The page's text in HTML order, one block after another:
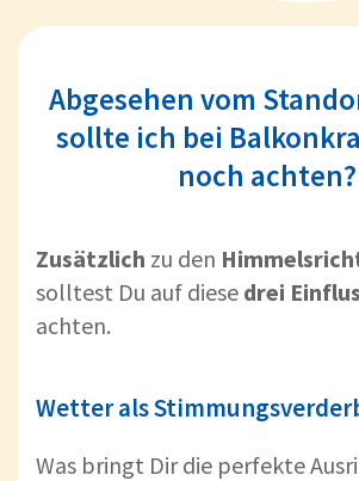
Abgesehen vom
sollte ich bei
noch achten?
Zusätzlich zu den
solltest Du auf diese drei
achten.
Wetter als
Was bringt Dir die perfekte